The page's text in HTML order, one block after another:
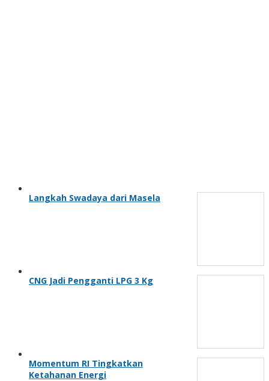
Langkah Swadaya dari Masela
CNG Jadi Pengganti LPG 3 Kg
Momentum RI Tingkatkan
Ketahanan Energi